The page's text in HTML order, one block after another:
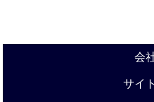
会
サイ